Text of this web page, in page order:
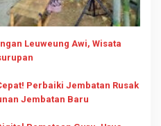
Leuweung Awi, Wisata
Perbaiki Jembatan Rusak
Jembatan Baru